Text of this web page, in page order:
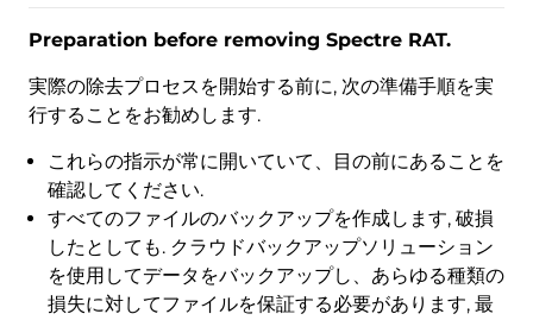
Preparation before removing Spectre RAT.
実際の除去プロセスを開始する前に, 次の準備手順を実
行することをお勧めします.
これらの指示が常に開いていて、目の前にあることを
確認してください.
すべてのファイルのバックアップを作成します, 破損
したとしても. クラウドバックアップソリューション
を使用してデータをバックアップし、あらゆる種類の
損失に対してファイルを保証する必要があります, 最